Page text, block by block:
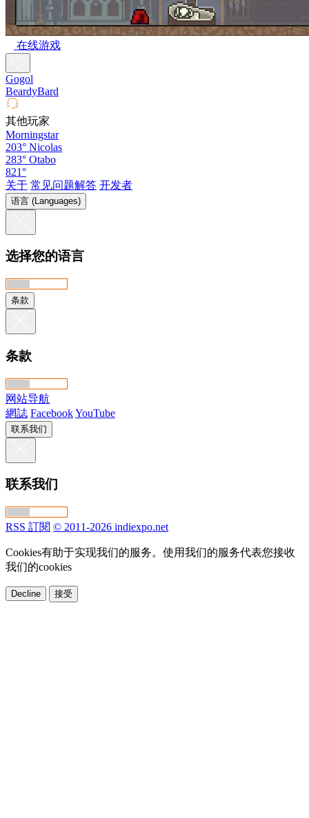
在线游戏
Gogol
BeardyBard
其他玩家
Morningstar
203° Nicolas
283° Otabo
821°
关于 常见问题解答 开发者
语言 (Languages)
选择您的语言
条款
条款
网站导航
網誌 FacebookYouTube
联系我们
联系我们
RSS 訂閱 © 2011-2026 indiexpo.net
Cookies有助于实现我们的服务。使用我们的服务代表您接收
我们的cookies
Decline 接受